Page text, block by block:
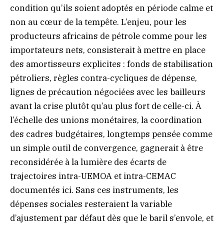
condition qu’ils soient adoptés en période calme et
non au cœur de la tempête. L’enjeu, pour les
producteurs africains de pétrole comme pour les
importateurs nets, consisterait à mettre en place
des amortisseurs explicites : fonds de stabilisation
pétroliers, règles contra-cycliques de dépense,
lignes de précaution négociées avec les bailleurs
avant la crise plutôt qu’au plus fort de celle-ci. À
l’échelle des unions monétaires, la coordination
des cadres budgétaires, longtemps pensée comme
un simple outil de convergence, gagnerait à être
reconsidérée à la lumière des écarts de
trajectoires intra-UEMOA et intra-CEMAC
documentés ici. Sans ces instruments, les
dépenses sociales resteraient la variable
d’ajustement par défaut dès que le baril s’envole, et